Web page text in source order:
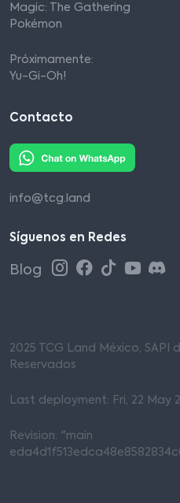
Magic: The Gathering
Pokémon
Próximamente:
Yu-Gi-Oh!
Contacto
info@tcg.land
Síguenos en Redes
Blog
2025 TCG Land México, SAPI
Reservados
Last deployment: Fri, 22 May
Revision: "main